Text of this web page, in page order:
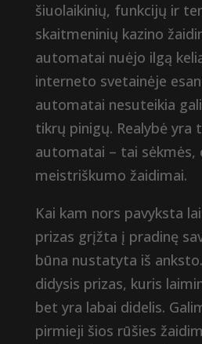
šiuolaikinių, funkcijų ir
skaitmeninių kazino
automatai nuėjo ilgą
interneto svetainėje
automatai nesuteikia
tikrų pinigų. Realybė yra
automatai – tai sėkmės,
meistriškumo žaidimai.
Kai kam nors pavyksta
prizas grįžta į pradinę
būna nustatyta iš
didysis prizas, kuris
bet yra labai didelis.
pirmieji šios rūšies